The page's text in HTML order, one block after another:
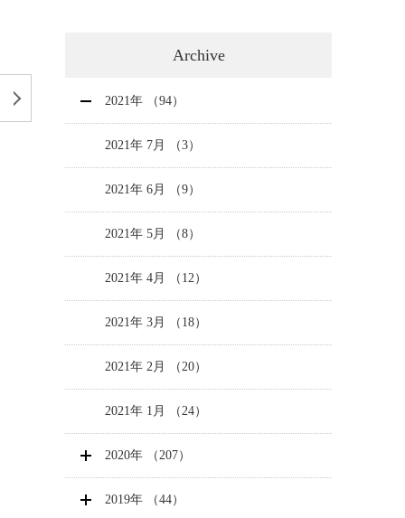
Archive
2021年 （94）
2021年 7月 （3）
2021年 6月 （9）
2021年 5月 （8）
2021年 4月 （12）
2021年 3月 （18）
2021年 2月 （20）
2021年 1月 （24）
2020年 （207）
2019年 （44）